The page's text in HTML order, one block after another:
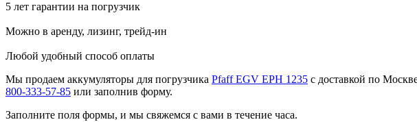
5 лет гарантии на погрузчик
Можно в аренду, лизинг, трейд-ин
Любой удобный способ оплаты
Мы продаем аккумуляторы для погрузчика Pfaff EGV EPH 1235 с доставкой по
800-333-57-85 или заполнив форму.
Заполните поля формы, и мы свяжемся с вами в течение часа.